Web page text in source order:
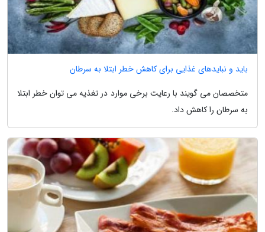
باید و نبایدهای غذایی برای کاهش خطر ابتلا به سرطان
متخصصان می گویند با رعایت برخی موارد در تغذیه می توان خطر ابتلا
به سرطان را کاهش داد.